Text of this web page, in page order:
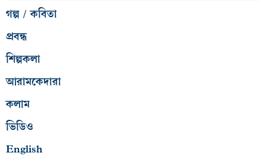
গল্প / কবিতা
প্রবন্ধ
শিল্পকলা
আরামকেদারা
কলাম
ভিডিও
English